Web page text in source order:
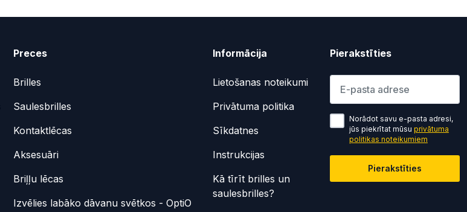
Preces
Brilles
Saulesbrilles
Kontaktlēcas
Aksesuāri
Briļļu lēcas
Izvēlies labāko dāvanu svētkos - OptiO
Informācija
Lietošanas noteikumi
Privātuma politika
Sīkdatnes
Instrukcijas
Kā tīrīt brilles un
saulesbrilles?
Pierakstīties
Lūdzu ievadiet e-pasta adresi
Norādot savu e-pasta adresi,
jūs piekrītat mūsu privātuma
politikas noteikumiem
Pierakstīties